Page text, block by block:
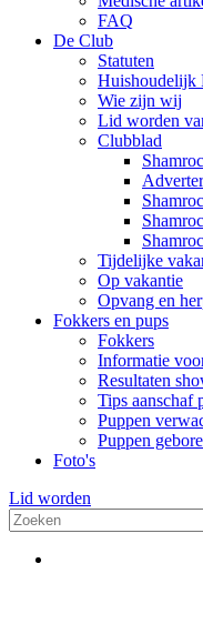
FAQ
De Club
Statuten
Huishoudelijk
Wie zijn wij
Lid worden
Clubblad
Tijdelijke
Op vakantie
Opvang en
Fokkers en pups
Fokkers
Informatie
Resultaten
Tips aanschaf
Puppen
Puppen
Foto's
Lid worden